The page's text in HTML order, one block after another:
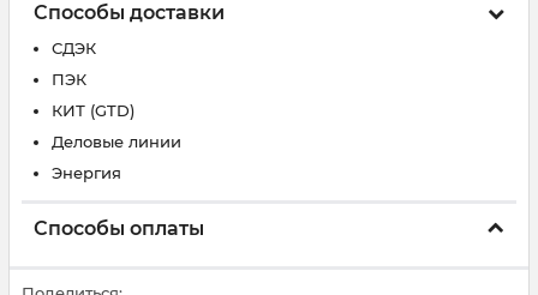
Способы доставки
СДЭК
ПЭК
КИТ (GTD)
Деловые линии
Энергия
Способы оплаты